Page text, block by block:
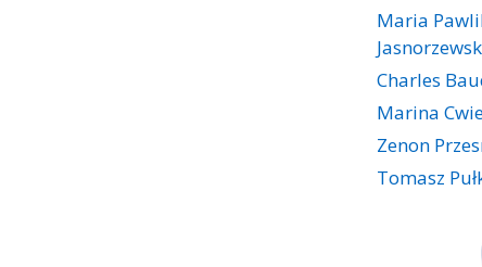
Maria
Charles
Marina
Zenon
Tomasz